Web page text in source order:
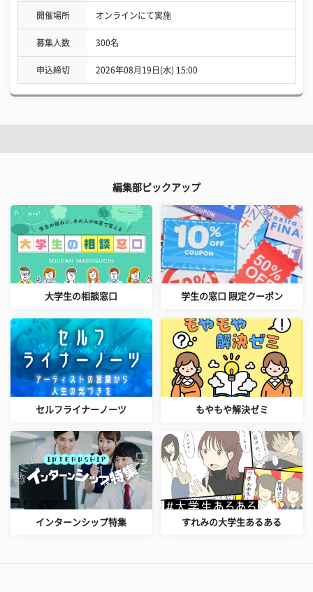
開催場所 オンラインにて実施
募集人数 300名
申込締切 2026年08月19日(水) 15:00
編集部ピックアップ
大学生の相談窓口 学生の窓口 限定クーポン
セルフライナーノーツ もやもや解決ゼミ
インターンシップ特集 すれみの大学生あるある